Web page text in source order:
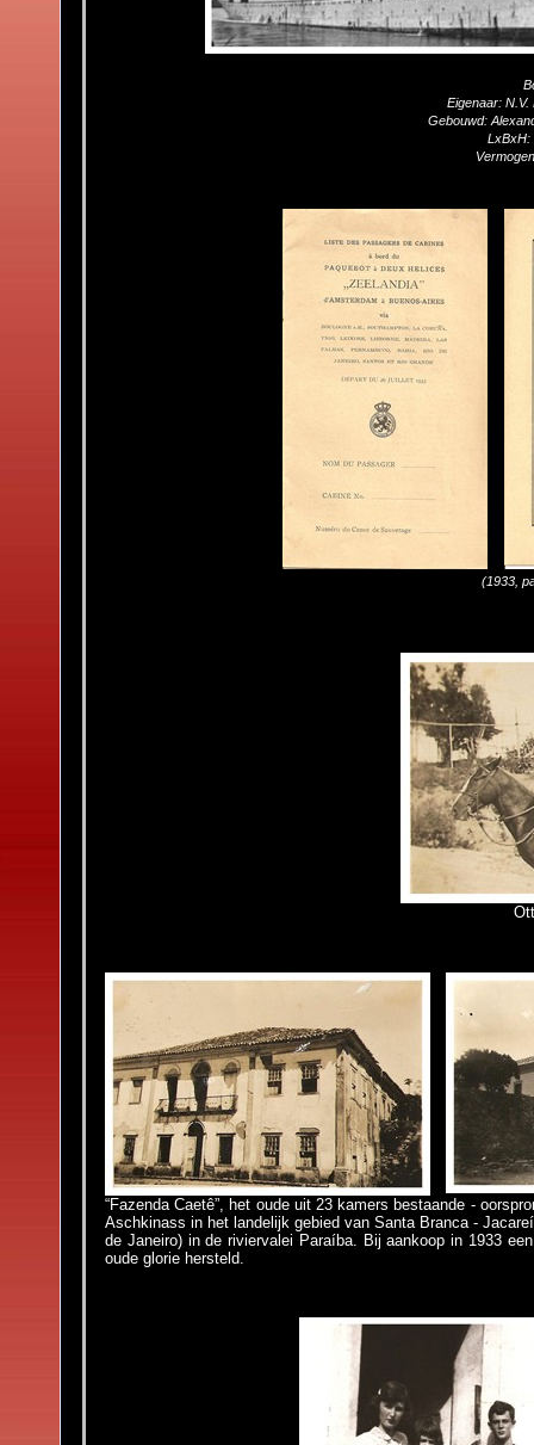
“Fazenda Caetê”, het oude uit 23 kamers bestaande -
Aschkinass in het landelijk gebied van Santa Branca -
de Janeiro) in de riviervalei Paraíba. Bij aankoop in 1933
oude glorie hersteld.
Eigenaar:
Gebouwd:
LxBxH:
(1933,